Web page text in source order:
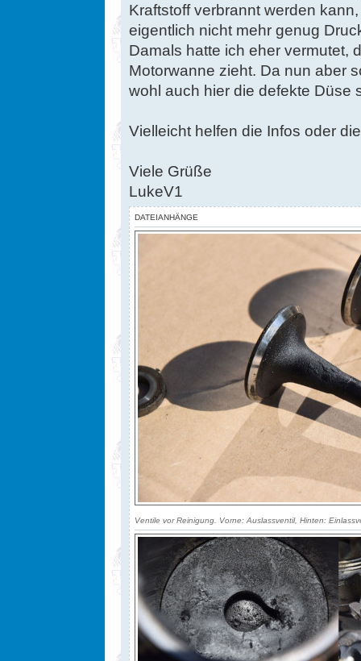
Kraftstoff verbrannt werden
eigentlich nicht mehr genug
Damals hatte ich eher vermutet,
Motorwanne zieht. Da nun aber
wohl auch hier die defekte Düse
Vielleicht helfen die Infos oder
Viele Grüße
LukeV1
DATEIANHÄNGE
Ventile vor Reinigung. Vorne: Auslassventil, Hinten: